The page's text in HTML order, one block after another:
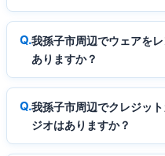
我孫子市周辺でウェアを
ありますか？
我孫子市周辺でクレジッ
ジオはありますか？